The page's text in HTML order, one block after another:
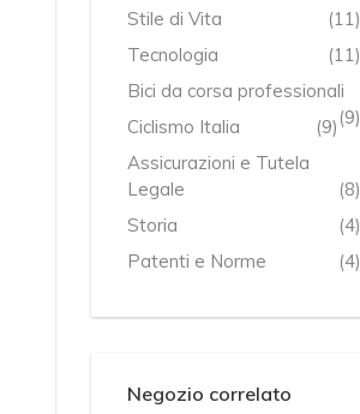
Stile di Vita
(11)
Tecnologia
(11)
Bici da corsa professionali
(9)
Ciclismo Italia
(9)
Assicurazioni e Tutela
Legale
(8)
Storia
(4)
Patenti e Norme
(4)
Negozio correlato